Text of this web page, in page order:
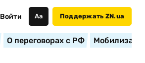
Войти Аа Поддержать ZN.ua
О переговорах с РФ